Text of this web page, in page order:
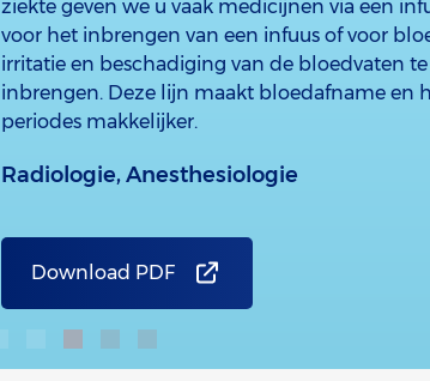
ziekte geven we u vaak medicijnen via een
voor het inbrengen van een infuus of voor
irritatie en beschadiging van de bloedvaten
inbrengen. Deze lijn maakt bloedafname en
periodes makkelijker.
Radiologie,Anesthesiologie
Download PDF